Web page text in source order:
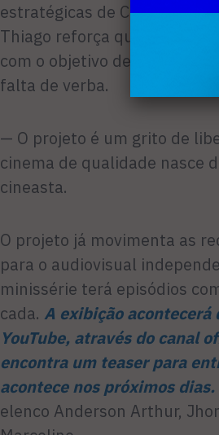
estratégicas de Cabo Frio e
Thiago reforça que cada
com o objetivo de provar
falta de verba.
— O projeto é um grito de
cinema de qualidade nasce
cineasta.
O projeto já movimenta as
para o audiovisual
minissérie terá episódios
cada. A exibição
YouTube, através do canal
encontra um teaser para
acontece nos próximos dias.
elenco Anderson Arthur,